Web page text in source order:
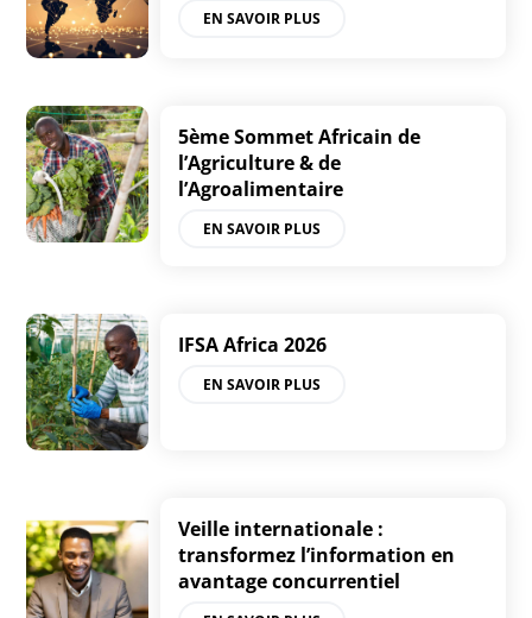
EN SAVOIR PLUS
5ème Sommet Africain de
l’Agriculture & de
l’Agroalimentaire
EN SAVOIR PLUS
IFSA Africa 2026
EN SAVOIR PLUS
Veille internationale :
transformez l’information en
avantage concurrentiel